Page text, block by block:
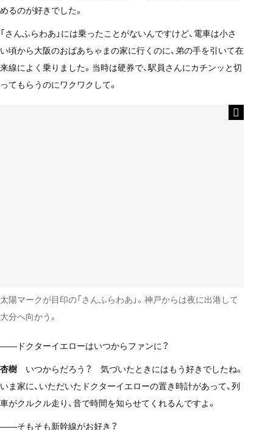
めるのが好きでした。
「さんふらわあ」には乗ったことがないんですけど、電車は小さ
い頃から大阪のおばあちゃまの家に行くのに、弟の手を引いて在
来線によく乗りました。当時は硬券で、駅員さんにカチンッと切
ってもらうのにワクワクして。
太陽マークが目印の「さんふらわあ」。神戸からは夜に出港して
大分へ向かう。
——ドクターイエローはいつからファンに？
杏樹 いつからだろう？ 気づいたときにはもう好きでしたね。
いま家に、いただいたドクターイエローの置き時計があって、列
車がクルクル走り、音で時間を知らせてくれるんですよ。
——そもそも新幹線がお好き？